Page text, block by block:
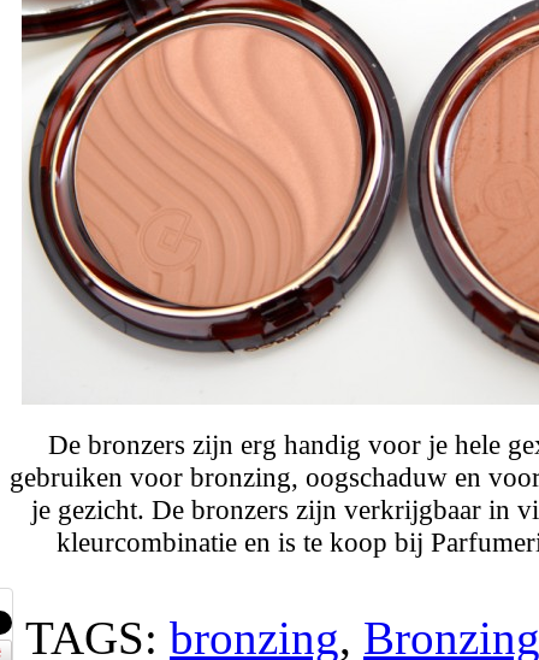
De bronzers zijn erg handig voor je hele
gebruiken voor bronzing, oogschaduw en
je gezicht. De bronzers zijn verkrijgbaar in
kleurcombinatie en is te koop bij
TAGS: bronzing,